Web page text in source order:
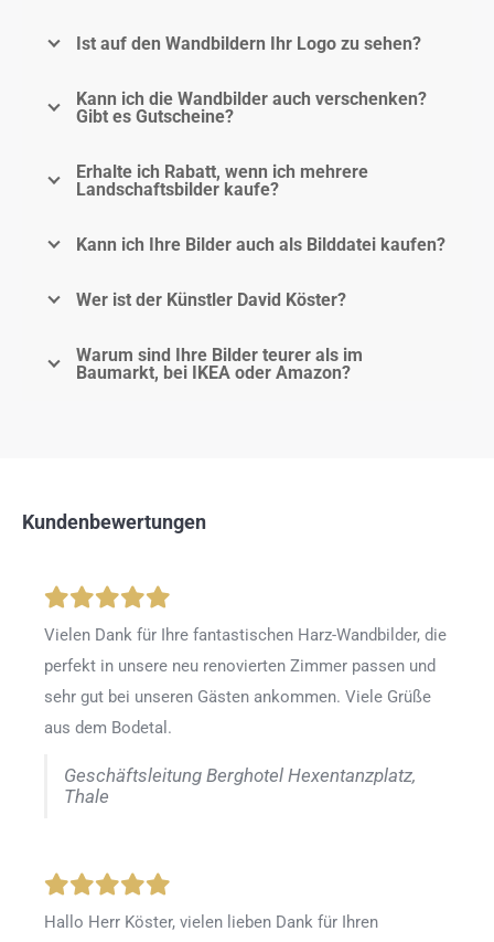
Ist auf den Wandbildern Ihr Logo zu sehen?
Kann ich die Wandbilder auch verschenken?
Gibt es Gutscheine?
Erhalte ich Rabatt, wenn ich mehrere
Landschaftsbilder kaufe?
Kann ich Ihre Bilder auch als Bilddatei kaufen?
Wer ist der Künstler David Köster?
Warum sind Ihre Bilder teurer als im
Baumarkt, bei IKEA oder Amazon?
Kundenbewertungen
Vielen Dank für Ihre fantastischen Harz-Wandbilder, die
perfekt in unsere neu renovierten Zimmer passen und
sehr gut bei unseren Gästen ankommen. Viele Grüße
aus dem Bodetal.
Geschäftsleitung Berghotel Hexentanzplatz,
Thale
Hallo Herr Köster, vielen lieben Dank für Ihren